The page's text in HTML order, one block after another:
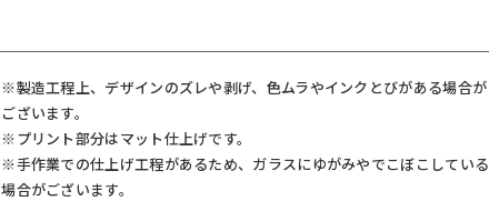
※製造工程上、デザインのズレや剥げ、色ムラやインクとびがある場合が
ございます。
※プリント部分はマット仕上げです。
※手作業での仕上げ工程があるため、ガラスにゆがみやでこぼこしている
場合がございます。